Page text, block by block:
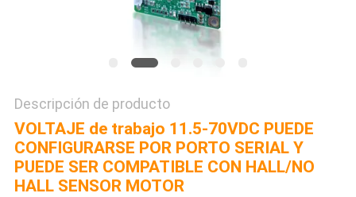
DE
PRIVACIDAD
Descripción de producto
VOLTAJE de trabajo 11.5-70VDC PUEDE
CONFIGURARSE POR PORTO SERIAL Y
PUEDE SER COMPATIBLE CON HALL/NO
HALL SENSOR MOTOR